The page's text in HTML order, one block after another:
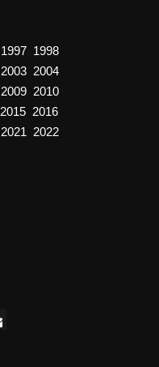
1997 1998
2003 2004
2009 2010
2015 2016
2021 2022